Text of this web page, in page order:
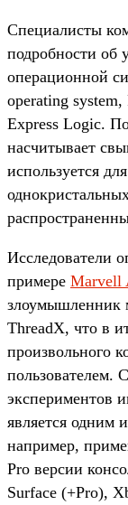
Специалисты
подробности об
операционной
operating
Express Logic.
насчитывает
используется
Исследователи
примере Marvell
злоумышленник
ThreadX, что в
произвольного
пользователем.
экспериментов
является одним
например,
Pro версии
Surface (+Pro),